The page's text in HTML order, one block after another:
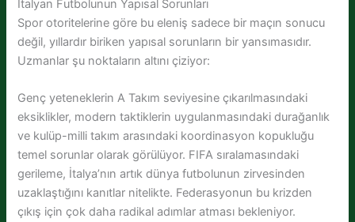
İtalyan Futbolunun Yapısal Sorunları
Spor otoritelerine göre bu eleniş sadece bir maçın sonucu
değil, yıllardır biriken yapısal sorunların bir yansımasıdır.
Uzmanlar şu noktaların altını çiziyor:
Genç yeteneklerin A Takım seviyesine çıkarılmasındaki
eksiklikler, modern taktiklerin uygulanmasındaki durağanlık
ve kulüp-milli takım arasındaki koordinasyon kopukluğu
temel sorunlar olarak görülüyor. FIFA sıralamasındaki
gerileme, İtalya’nın artık dünya futbolunun zirvesinden
uzaklaştığını kanıtlar nitelikte. Federasyonun bu krizden
çıkış için çok daha radikal adımlar atması bekleniyor.